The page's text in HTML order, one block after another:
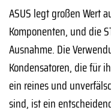
ASUS legt großen Wert
Komponenten, und die
Ausnahme. Die
Kondensatoren, die für
ein reines und
sind, ist ein